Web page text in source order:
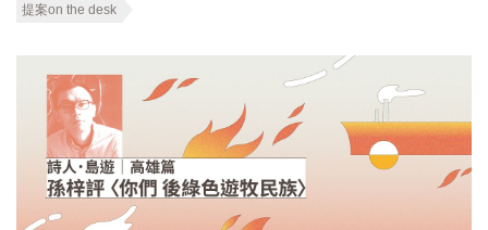
提案on the desk